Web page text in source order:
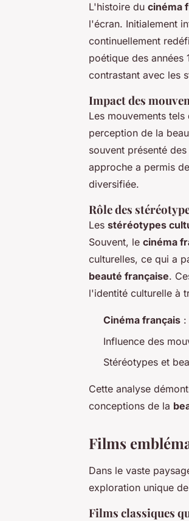
L'histoire du cinéma
l'écran. Initialement
continuellement
poétique des années
contrastant avec les
Impact des
Les mouvements
perception de la
souvent présenté
approche a permis
diversifiée.
Rôle des
Les stéréotypes
Souvent, le cinéma
culturelles, ce qui a
beauté française.
l'identité culturelle à
Cinéma français :
Influence des
Stéréotypes et
Cette analyse
conceptions de la
Films
Dans le vaste
exploration unique
Films classiques